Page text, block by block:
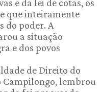
e da lei de cotas, os
que inteiramente
do poder. A
a situação
e dos povos
de Direito do
Campilongo, lembrou